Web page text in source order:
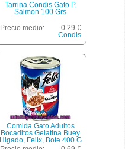
Tarrina Condis Gato P.
Salmon 100 Grs
Precio medio:
0.29 €
Condis
Comida Gato Adultos
Bocaditos Gelatina Buey
Higado, Felix, Bote 400 G